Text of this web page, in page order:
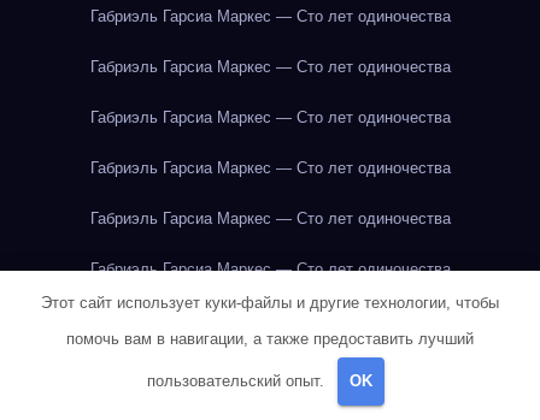
Габриэль Гарсиа Маркес — Сто лет одиночества
Габриэль Гарсиа Маркес — Сто лет одиночества
Габриэль Гарсиа Маркес — Сто лет одиночества
Габриэль Гарсиа Маркес — Сто лет одиночества
Габриэль Гарсиа Маркес — Сто лет одиночества
Габриэль Гарсиа Маркес — Сто лет одиночества
Этот сайт использует куки-файлы и другие технологии, чтобы
помочь вам в навигации, а также предоставить лучший
пользовательский опыт. OK